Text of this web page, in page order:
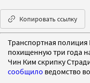
Копировать ссылку
Транспортная
похищенную три года
Чин Ким скрипку
сообщило ведомство